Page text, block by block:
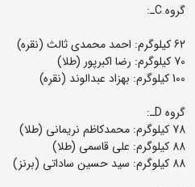
گروه Cـ:
62 کیلوگرم: احمد محمدی ثالث (نقره)
70 کیلوگرم: رضا اکبرپور (طلا)
100 کیلوگرم: بهزاد عبدالوند (نقره)
گروه Dـ:
78 کیلوگرم: محمدکاظم نریمانی (طلا)
88 کیلوگرم: علی قاسمی (طلا)
88 کیلوگرم: سید حسین ساداتی (برنز)